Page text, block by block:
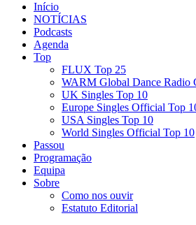
Início
NOTÍCIAS
Podcasts
Agenda
Top
FLUX Top 25
WARM Global Dance Radio
UK Singles Top 10
Europe Singles Official Top
USA Singles Top 10
World Singles Official Top 10
Passou
Programação
Equipa
Sobre
Como nos ouvir
Estatuto Editorial